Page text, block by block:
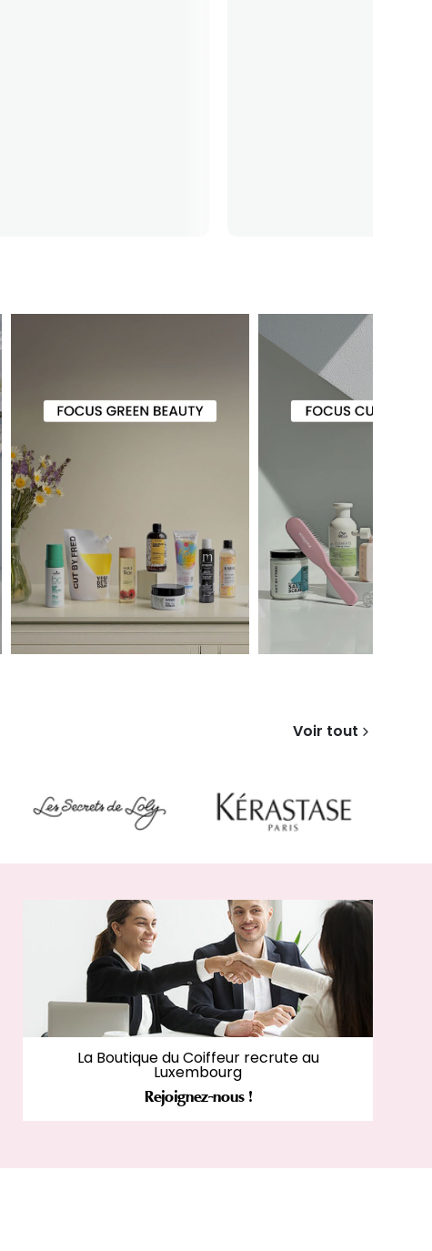
Voir tout
La Boutique du Coiffeur recrute au
Luxembourg
Rejoignez-nous !